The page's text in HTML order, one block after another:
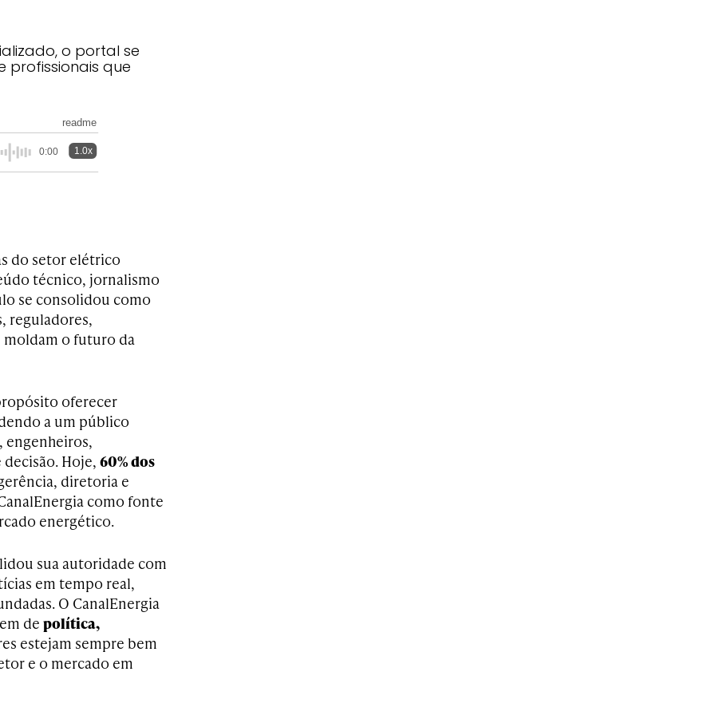
o portal se
profissionais que
readme
0:00 1.0x
do setor elétrico
técnico, jornalismo
se consolidou como
reguladores,
moldam o futuro da
oferecer
a um público
Hoje, 60% dos
diretoria e
como fonte
energético.
sua autoridade com
em tempo real,
O CanalEnergia
depolítica,
estejam sempre bem
e o mercado em